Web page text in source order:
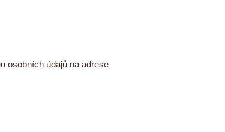
osobních údajů na adrese